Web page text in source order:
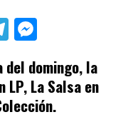
Telegram
domingo, la
La Salsa en